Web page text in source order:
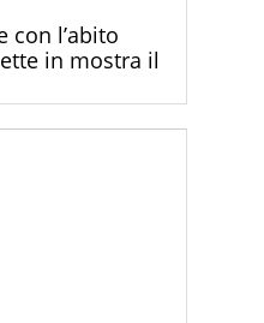
con l’abito
in mostra il
Guardate perché.